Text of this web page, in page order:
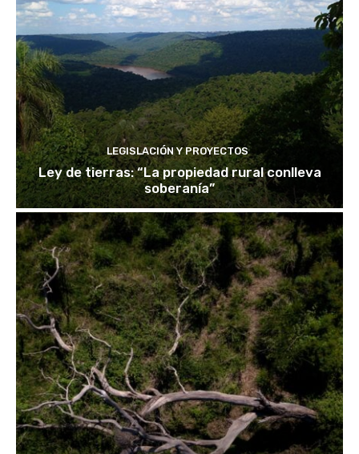
LEGISLACIÓN Y PROYECTOS
Ley de tierras: “La propiedad rural conlleva
soberanía”